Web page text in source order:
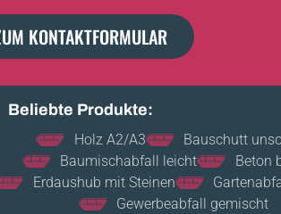
KONTAKTFORMULAR
Beliebte Produkte:
A2/A3
Bauschutt unsortiert
leicht
Beton bewehrt
mit Steinen
Gartenabfall gemischt
Gewerbeabfall gemischt